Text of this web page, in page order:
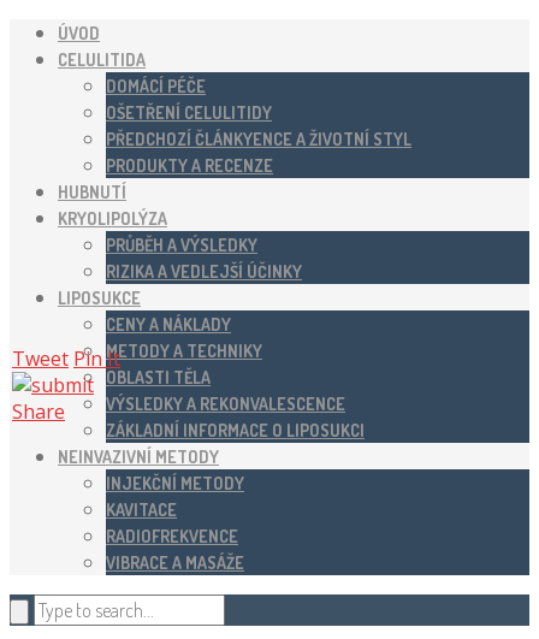
ÚVOD
CELULITIDA
DOMÁCÍ PÉČE
OŠETŘENÍ CELULITIDY
PŘEDCHOZÍ ČLÁNKYENCE A ŽIVOTNÍ STYL
PRODUKTY A RECENZE
HUBNUTÍ
KRYOLIPOLÝZA
PRŮBĚH A VÝSLEDKY
RIZIKA A VEDLEJŠÍ ÚČINKY
LIPOSUKCE
CENY A NÁKLADY
METODY A TECHNIKY
OBLASTI TĚLA
VÝSLEDKY A REKONVALESCENCE
ZÁKLADNÍ INFORMACE O LIPOSUKCI
NEINVAZIVNÍ METODY
INJEKČNÍ METODY
KAVITACE
RADIOFREKVENCE
VIBRACE A MASÁŽE
Tweet Pin It
Share